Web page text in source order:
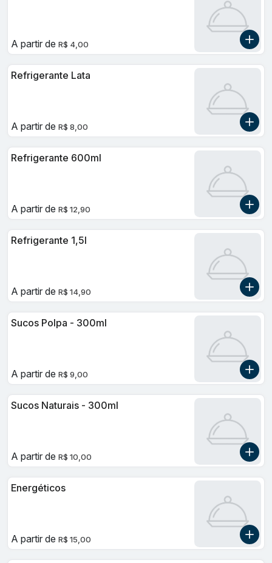
A partir de R$ 4,00
Refrigerante Lata
A partir de R$ 8,00
Refrigerante 600ml
A partir de R$ 12,90
Refrigerante 1,5l
A partir de R$ 14,90
Sucos Polpa - 300ml
A partir de R$ 9,00
Sucos Naturais - 300ml
A partir de R$ 10,00
Energéticos
A partir de R$ 15,00